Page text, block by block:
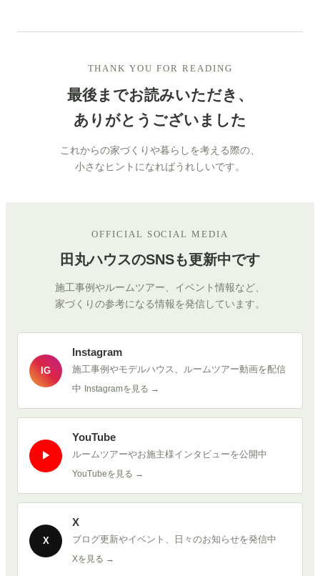
THANK YOU FOR READING
最後までお読みいただき、
ありがとうございました
これからの家づくりや暮らしを考える際の、
小さなヒントになればうれしいです。
OFFICIAL SOCIAL MEDIA
田丸ハウスのSNSも更新中です
施工事例やルームツアー、イベント情報など、
家づくりの参考になる情報を発信しています。
IG
Instagram
施工事例やモデルハウス、ルームツアー動画を配信
中 Instagramを見る →
▶
YouTube
ルームツアーやお施主様インタビューを公開中
YouTubeを見る →
X
X
ブログ更新やイベント、日々のお知らせを発信中
Xを見る →